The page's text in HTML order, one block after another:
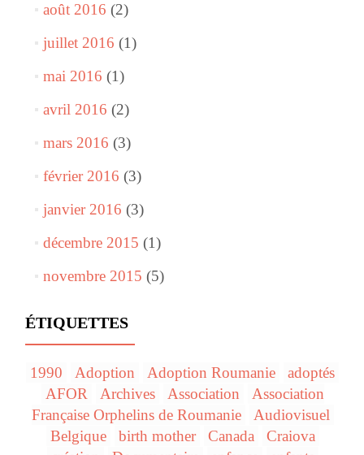
août 2016 (2)
juillet 2016 (1)
mai 2016 (1)
avril 2016 (2)
mars 2016 (3)
février 2016 (3)
janvier 2016 (3)
décembre 2015 (1)
novembre 2015 (5)
ÉTIQUETTES
1990 Adoption Adoption Roumanie
adoptés
AFOR
Archives Association
Association
Française Orphelins de Roumanie
Audiovisuel
Belgique
birth mother Canada
Craiova